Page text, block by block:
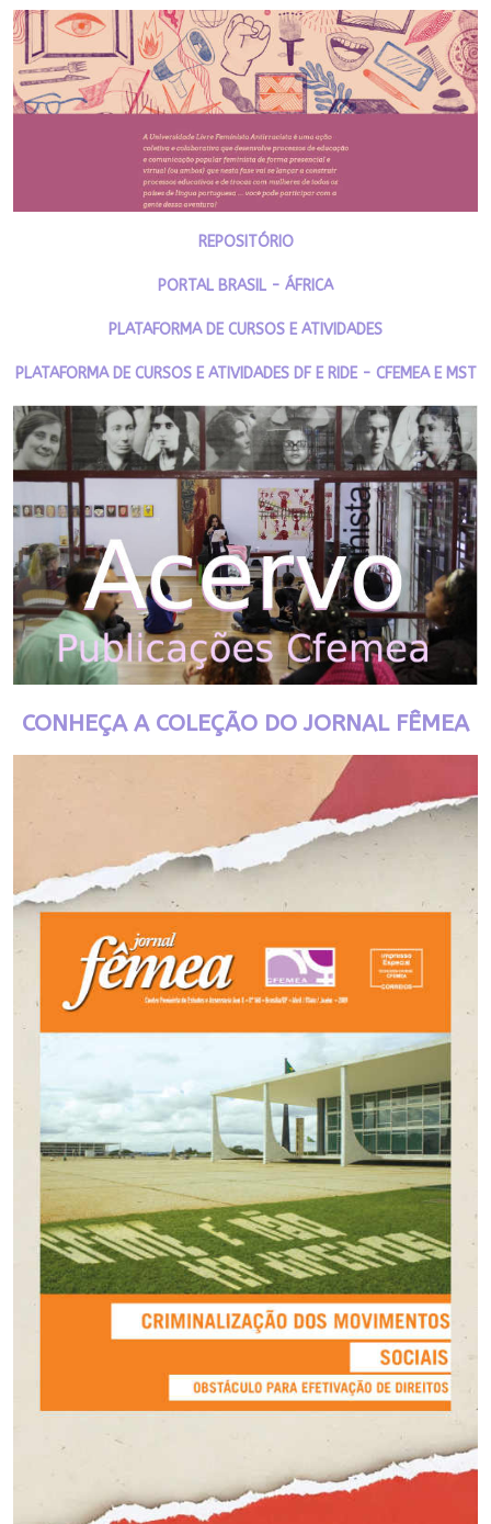
REPOSITÓRIO
PORTAL BRASIL - ÁFRICA
PLATAFORMA DE CURSOS E ATIVIDADES
PLATAFORMA DE CURSOS E ATIVIDADES DF E RIDE - CFEMEA E MST
CONHEÇA A COLEÇÃO DO JORNAL FÊMEA